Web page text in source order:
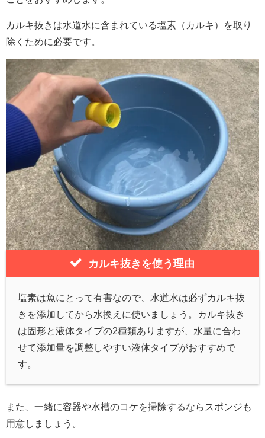
カルキ抜きは水道水に含まれている塩素（カルキ）を取り
除くために必要です。
カルキ抜きを使う理由
塩素は魚にとって有害なので、水道水は必ずカルキ抜
きを添加してから水換えに使いましょう。カルキ抜き
は固形と液体タイプの2種類ありますが、水量に合わ
せて添加量を調整しやすい液体タイプがおすすめで
す。
また、一緒に容器や水槽のコケを掃除するならスポンジも
用意しましょう。